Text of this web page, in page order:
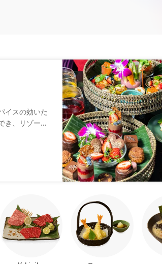
イスの効いた
き、リゾート
鶏肉と茄子
んで頂けま